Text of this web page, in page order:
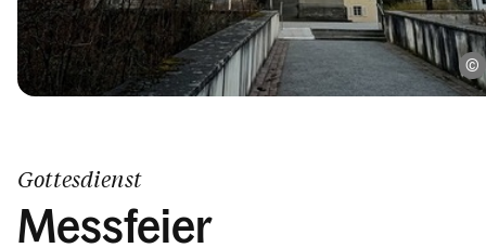
Gottesdienst
Messfeier